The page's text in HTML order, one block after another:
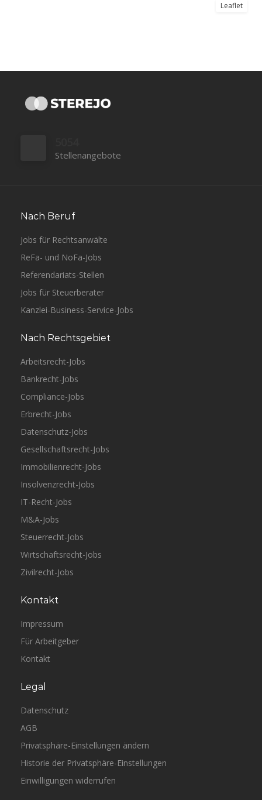
Leaflet
Stellenangebote
Nach Beruf
Jobs für Rechtsanwälte
ReFa- und NoFa-Jobs
Referendariats-Stellen
Jobs für Steuerberater
Kanzlei-Business-Service-Jobs
Nach Rechtsgebiet
Arbeitsrecht-Jobs
Bankrecht-Jobs
Compliance-Jobs
Erbrecht-Jobs
Datenschutz-Jobs
Gesellschaftsrecht-Jobs
Immobilienrecht-Jobs
Insolvenzrecht-Jobs
IT-Recht-Jobs
M&A-Jobs
Steuerrecht-Jobs
Wirtschaftsrecht-Jobs
Zivilrecht-Jobs
Kontakt
Impressum
Für Arbeitgeber
Kontakt
Legal
Datenschutz
AGB
Privatsphäre-Einstellungen ändern
Historie der Privatsphäre-Einstellungen
Einwilligungen widerrufen